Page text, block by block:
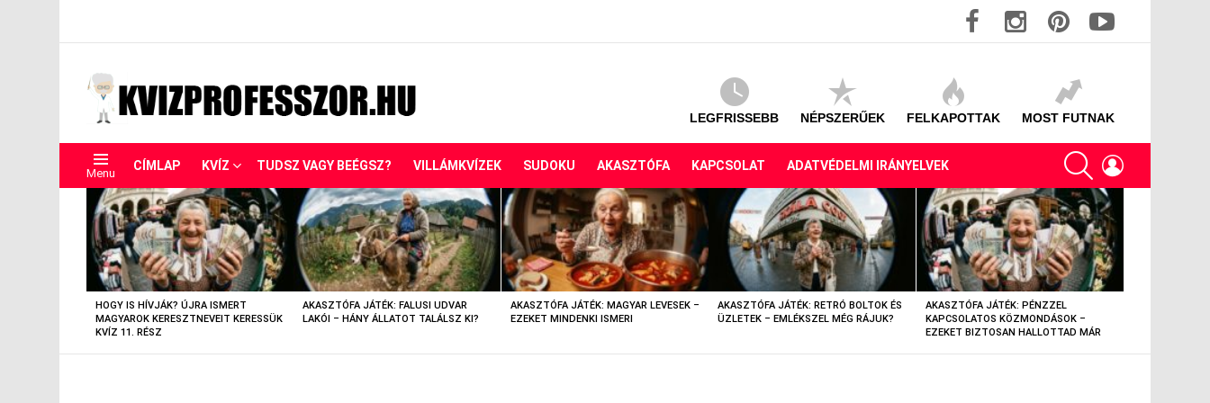
LEGFRISSEBB NÉPSZERŰEK FELKAPOTTAK MOST FUTNAK
Menu CÍMLAP KVÍZ TUDSZ VAGY BEÉGSZ? VILLÁMKVÍZEK SUDOKU AKASZTÓFA KAPCSOLAT ADATVÉDELMI IRÁNYELVEK
SEARCH
LEGUTÓBBIAK
HOGY IS HÍVJÁK? ÚJRA ISMERT
MAGYAROK KERESZTNEVEIT KERESSÜK
KVÍZ 11. RÉSZ
AKASZTÓFA JÁTÉK: FALUSI UDVAR
LAKÓI – HÁNY ÁLLATOT TALÁLSZ KI?
AKASZTÓFA JÁTÉK: MAGYAR LEVESEK –
EZEKET MINDENKI ISMERI
AKASZTÓFA JÁTÉK: RETRÓ BOLTOK ÉS
ÜZLETEK – EMLÉKSZEL MÉG RÁJUK?
AKASZTÓFA JÁTÉK: PÉNZZEL
KAPCSOLATOS KÖZMONDÁSOK –
EZEKET BIZTOSAN HALLOTTAD MÁR